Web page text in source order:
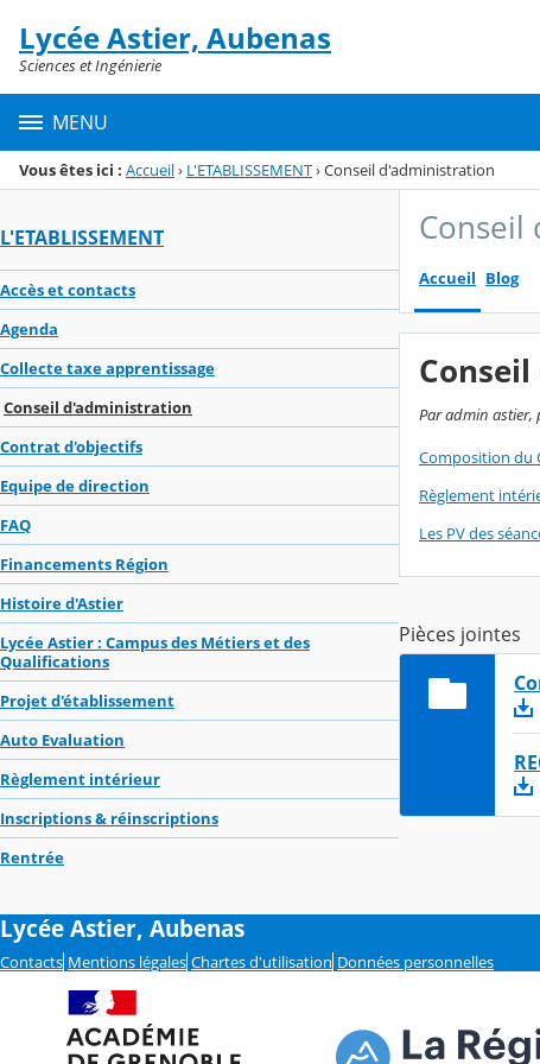
Menu de la rubrique
Contenu
Lycée Astier, Aubenas
Sciences et Ingénierie
MENU
Vous êtes ici : Accueil› L'ETABLISSEMENT›Conseil d'administration
L'ETABLISSEMENT
Accès et contacts
Agenda
Collecte taxe apprentissage
Conseil d'administration
Contrat d'objectifs
Equipe de direction
FAQ
Financements Région
Histoire d'Astier
Lycée Astier : Campus des Métiers et des
Qualifications
Projet d'établissement
Auto Evaluation
Règlement intérieur
Inscriptions & réinscriptions
Rentrée
Conseil
Accueil Blog
Par admin astier,
Composition du
Règlement
Les PV des
Pièces jointes
Lycée Astier, Aubenas
Contacts Mentions légales Chartes d'utilisation Données personnelles